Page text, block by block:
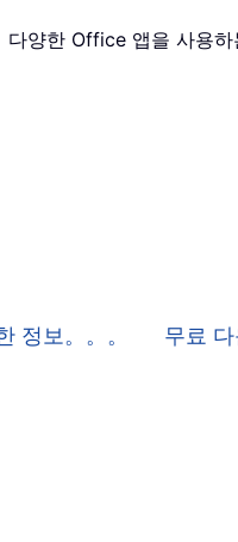
양한 Office 앱을 사용하
정보。。。 무료 다